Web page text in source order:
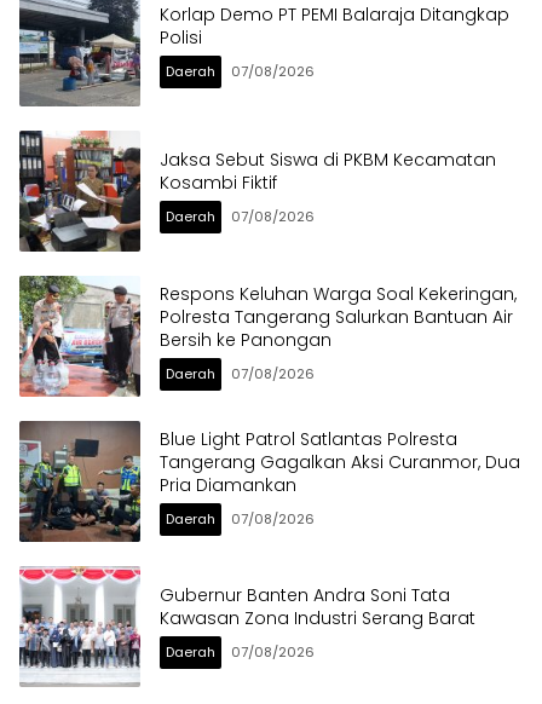
Korlap Demo PT PEMI Balaraja Ditangkap
Polisi
Daerah 07/08/2026
Jaksa Sebut Siswa di PKBM Kecamatan
Kosambi Fiktif
Daerah 07/08/2026
Respons Keluhan Warga Soal Kekeringan,
Polresta Tangerang Salurkan Bantuan Air
Bersih ke Panongan
Daerah 07/08/2026
Blue Light Patrol Satlantas Polresta
Tangerang Gagalkan Aksi Curanmor, Dua
Pria Diamankan
Daerah 07/08/2026
Gubernur Banten Andra Soni Tata
Kawasan Zona Industri Serang Barat
Daerah 07/08/2026